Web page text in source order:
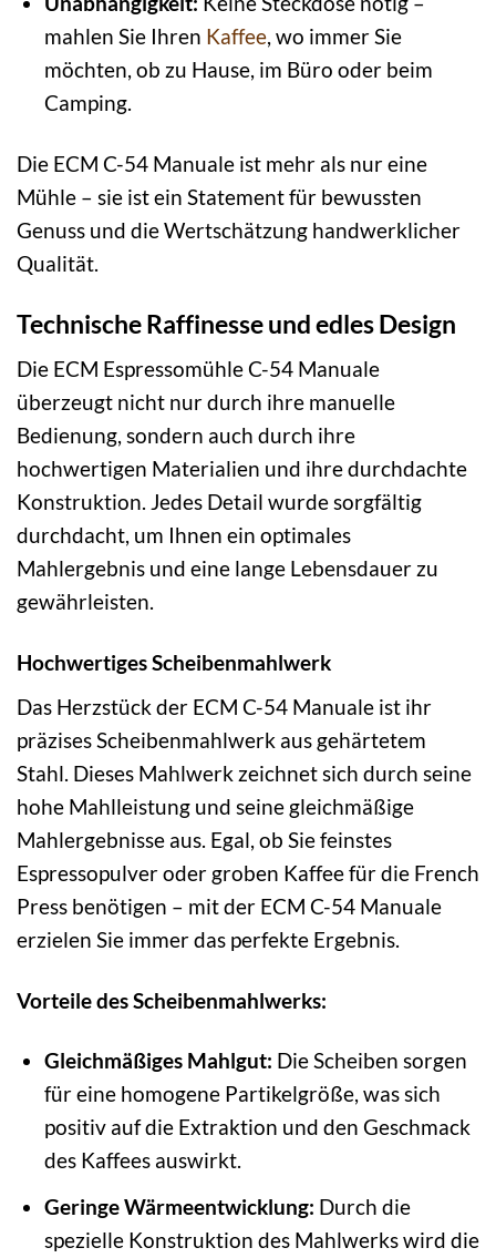
mahlen Sie Ihren Kaffee, wo immer Sie
möchten, ob zu Hause, im Büro oder beim
Camping.
Die ECM C-54 Manuale ist mehr als nur eine
Mühle – sie ist ein Statement für bewussten
Genuss und die Wertschätzung handwerklicher
Qualität.
Technische Raffinesse und edles Design
Die ECM Espressomühle C-54 Manuale
überzeugt nicht nur durch ihre manuelle
Bedienung, sondern auch durch ihre
hochwertigen Materialien und ihre durchdachte
Konstruktion. Jedes Detail wurde sorgfältig
durchdacht, um Ihnen ein optimales
Mahlergebnis und eine lange Lebensdauer zu
gewährleisten.
Hochwertiges Scheibenmahlwerk
Das Herzstück der ECM C-54 Manuale ist ihr
präzises Scheibenmahlwerk aus gehärtetem
Stahl. Dieses Mahlwerk zeichnet sich durch seine
hohe Mahlleistung und seine gleichmäßige
Mahlergebnisse aus. Egal, ob Sie feinstes
Espressopulver oder groben Kaffee für die French
Press benötigen – mit der ECM C-54 Manuale
erzielen Sie immer das perfekte Ergebnis.
Vorteile des Scheibenmahlwerks:
Gleichmäßiges Mahlgut: Die Scheiben sorgen
für eine homogene Partikelgröße, was sich
positiv auf die Extraktion und den Geschmack
des Kaffees auswirkt.
Geringe Wärmeentwicklung: Durch die
spezielle Konstruktion des Mahlwerks wird die